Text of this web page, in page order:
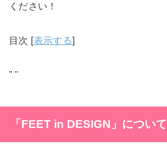
ください！
目次 [表示する]
" "
「FEET in DESIGN 」について